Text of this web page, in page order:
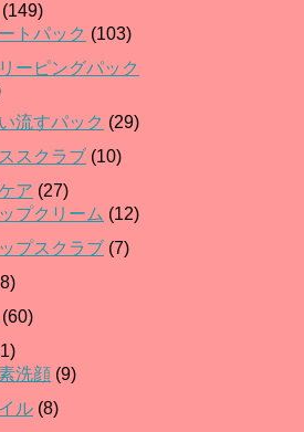
(149)
トパック (103)
ーピングパック
流すパック (29)
スクラブ (10)
ア (27)
プクリーム (12)
プスクラブ (7)
(60)
洗顔 (9)
ル (8)